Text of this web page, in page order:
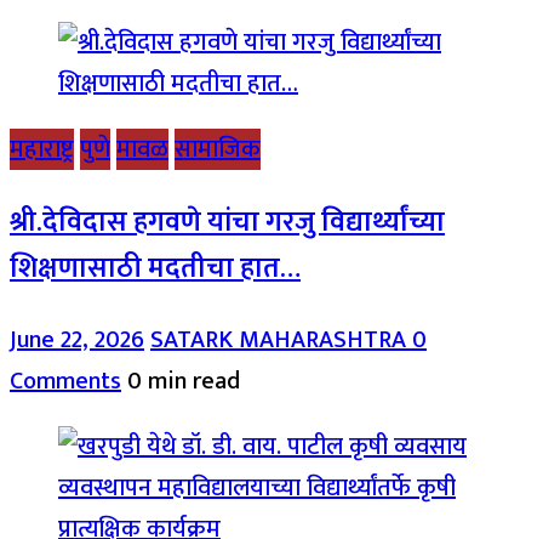
महाराष्ट्रपुणेमावळसामाजिक
श्री.देविदास हगवणे यांचा गरजु विद्यार्थ्यांच्या
शिक्षणासाठी मदतीचा हात…
June 22, 2026SATARK MAHARASHTRA0
Comments0 min read